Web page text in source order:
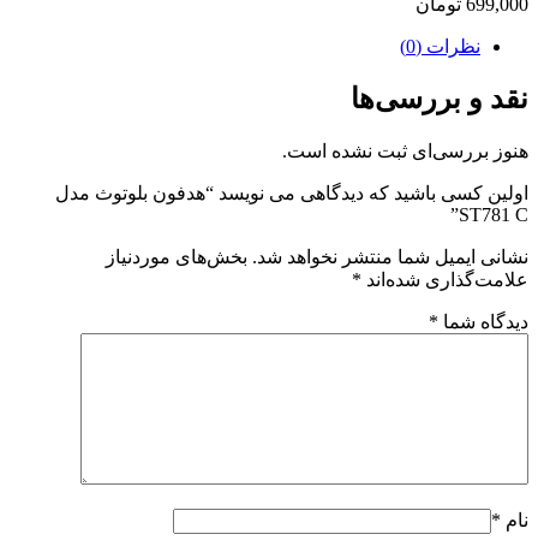
نظرات (0)
نقد و بررسی‌ها
هنوز بررسی‌ای ثبت نشده است.
اولین کسی باشید که دیدگاهی می نویسد “هدفون بلوتوث مدل
ST781 C”
نشانی ایمیل شما منتشر نخواهد شد. بخش‌های موردنیاز
علامت‌گذاری شده‌اند *
دیدگاه شما *
نام *